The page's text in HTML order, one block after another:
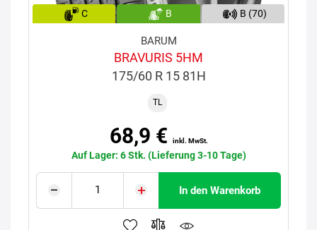
C B B (70)
BARUM
BRAVURIS 5HM
175/60 R 15 81H
TL
68,9 € inkl. MwSt.
Auf Lager: 6 Stk. (Lieferung 3-10 Tage)
In den Warenkorb